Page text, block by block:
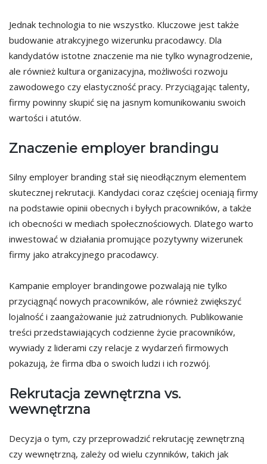
Jednak technologia to nie wszystko. Kluczowe jest także
budowanie atrakcyjnego wizerunku pracodawcy. Dla
kandydatów istotne znaczenie ma nie tylko wynagrodzenie,
ale również kultura organizacyjna, możliwości rozwoju
zawodowego czy elastyczność pracy. Przyciągając talenty,
firmy powinny skupić się na jasnym komunikowaniu swoich
wartości i atutów.
Znaczenie employer brandingu
Silny employer branding stał się nieodłącznym elementem
skutecznej rekrutacji. Kandydaci coraz częściej oceniają firmy
na podstawie opinii obecnych i byłych pracowników, a także
ich obecności w mediach społecznościowych. Dlatego warto
inwestować w działania promujące pozytywny wizerunek
firmy jako atrakcyjnego pracodawcy.
Kampanie employer brandingowe pozwalają nie tylko
przyciągnąć nowych pracowników, ale również zwiększyć
lojalność i zaangażowanie już zatrudnionych. Publikowanie
treści przedstawiających codzienne życie pracowników,
wywiady z liderami czy relacje z wydarzeń firmowych
pokazują, że firma dba o swoich ludzi i ich rozwój.
Rekrutacja zewnętrzna vs.
wewnętrzna
Decyzja o tym, czy przeprowadzić rekrutację zewnętrzną
czy wewnętrzną, zależy od wielu czynników, takich jak